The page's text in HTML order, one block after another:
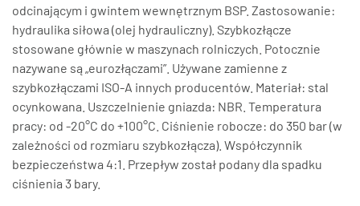
odcinającym i gwintem wewnętrznym BSP. Zastosowanie:
hydraulika siłowa (olej hydrauliczny). Szybkozłącze
stosowane głównie w maszynach rolniczych. Potocznie
nazywane są „eurozłączami”. Używane zamienne z
szybkozłączami ISO-A innych producentów. Materiał: stal
ocynkowana. Uszczelnienie gniazda: NBR. Temperatura
pracy: od -20°C do +100°C. Ciśnienie robocze: do 350 bar (w
zależności od rozmiaru szybkozłącza). Współczynnik
bezpieczeństwa 4:1. Przepływ został podany dla spadku
ciśnienia 3 bary.